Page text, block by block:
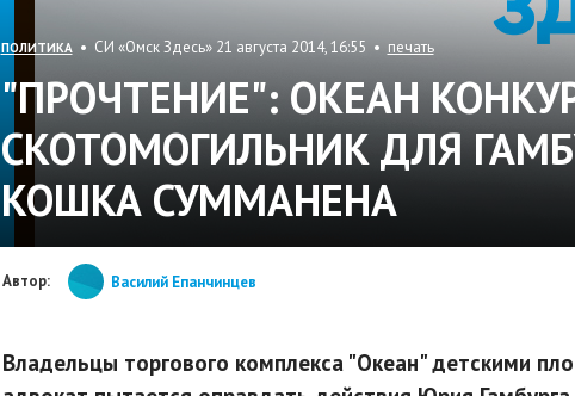
ПОЛИТИКА• СИ «Омск Здесь» 21 августа 2014, 16:55 • печать
"ПРОЧТЕНИЕ": ОКЕАН
СКОТОМОГИЛЬНИК ДЛЯ
КОШКА СУММАНЕНА
Автор: Василий Епанчинцев
Владельцы торгового комплекса "Океан" детскими